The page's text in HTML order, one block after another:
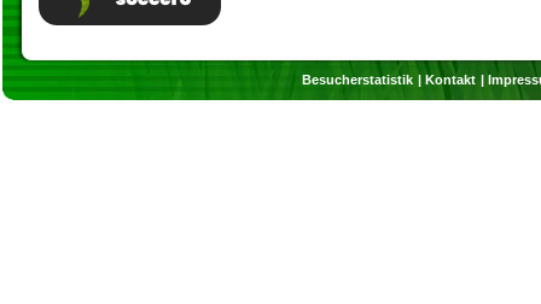
Besucherstatistik Kontakt